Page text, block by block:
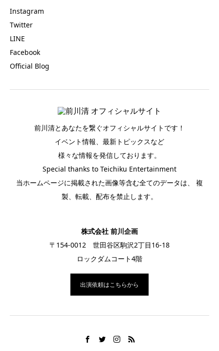
Instagram
Twitter
LINE
Facebook
Official Blog
前川清とあなたを繋ぐオフィシャルサイトです！
イベント情報、最新トピックスなど
様々な情報を発信しております。
Special thanks to Teichiku Entertainment
当ホームページに掲載された画像等含む全てのデータは、 複
製、転載、配布を禁止します。
株式会社 前川企画
〒154-0012 世田谷区駒沢2丁目16-18
ロックダムコート4階
出演依頼はこちらから